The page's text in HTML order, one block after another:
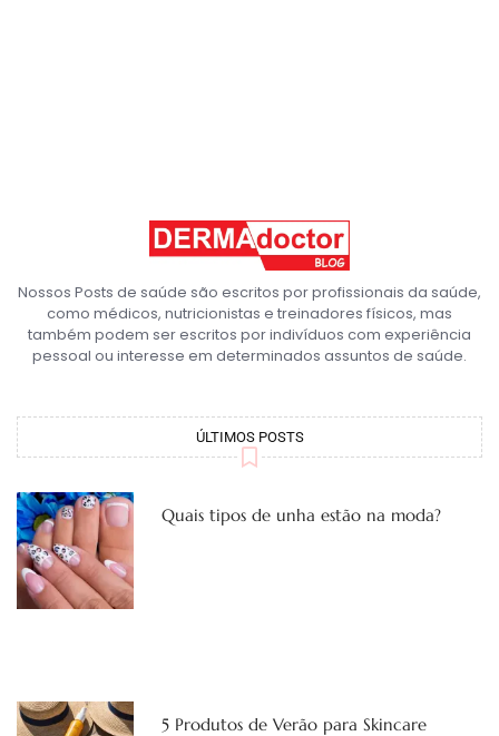
Nossos Posts de saúde são escritos por profissionais da saúde,
como médicos, nutricionistas e treinadores físicos, mas
também podem ser escritos por indivíduos com experiência
pessoal ou interesse em determinados assuntos de saúde.
ÚLTIMOS POSTS
Quais tipos de unha estão na moda?
5 Produtos de Verão para Skincare